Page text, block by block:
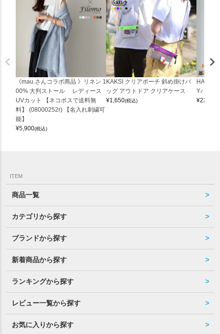
《mau.さんコラボ商品 》リネン 1
00% 大判ストール レディース
UVカット 【ネコポスで送料無
料】 (08000252r) 【名入れ刺繍可
能】
¥5,900(税込)
KAKSI クリアポーチ 斜め掛けバ
ッグ アウトドア クリアケース
¥1,650(税込)
Yバッグ
¥22,000
ITEM
商品一覧
カテゴリから探す
ブランドから探す
新着商品から探す
ランキングから探す
レビュー一覧から探す
お気に入りから探す